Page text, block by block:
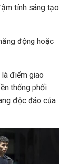
tính sáng tạo
động hoặc
điểm giao
thống phối
độc đáo của